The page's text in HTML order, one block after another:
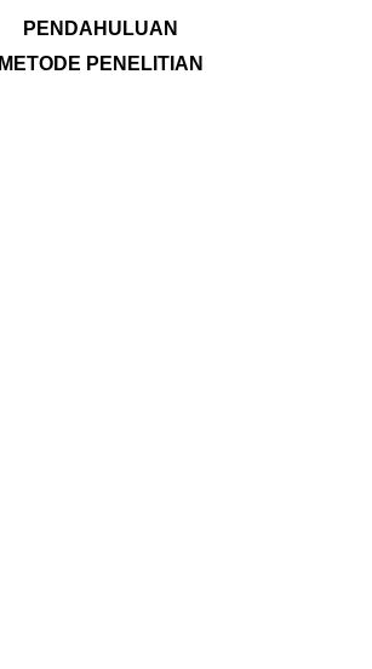
PENDAHULUAN
METODE PENELITIAN